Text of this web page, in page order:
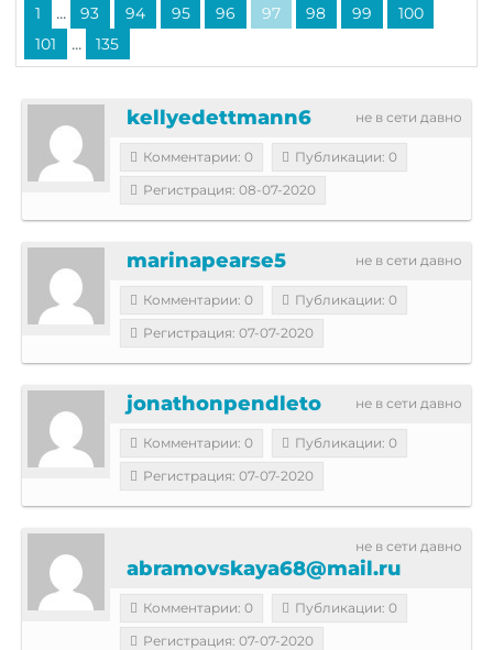
1 ... 93 94 95 96 97 98 99
100
101
... 135
не в сети давно
kellyedettmann6
Комментарии: 0
Публикации: 0
Регистрация: 08-07-2020
не в сети давно
marinapearse5
Комментарии: 0
Публикации: 0
Регистрация: 07-07-2020
не в сети давно
jonathonpendleto
Комментарии: 0
Публикации: 0
Регистрация: 07-07-2020
не в сети давно
abramovskaya68@mail.ru
Комментарии: 0
Публикации: 0
Регистрация: 07-07-2020